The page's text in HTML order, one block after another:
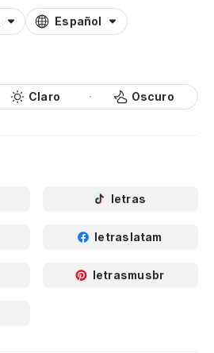
Español
Claro Oscuro
letras
letraslatam
letrasmusbr